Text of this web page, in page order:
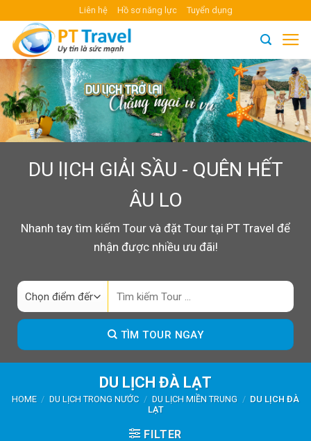
content
Liên hệ Hồ sơ năng lực Tuyển dụng
DU lỊCH GIẢI SẦU - QUÊN HẾT
ÂU LO
Nhanh tay tìm kiếm Tour và đặt Tour tại PT Travel để
nhận được nhiều ưu đãi!
TÌM TOUR NGAY
DU LỊCH ĐÀ LẠT
HOME / DU LỊCH TRONG NƯỚC / DU LỊCH MIỀN TRUNG / DU LỊCH ĐÀ
LẠT
FILTER